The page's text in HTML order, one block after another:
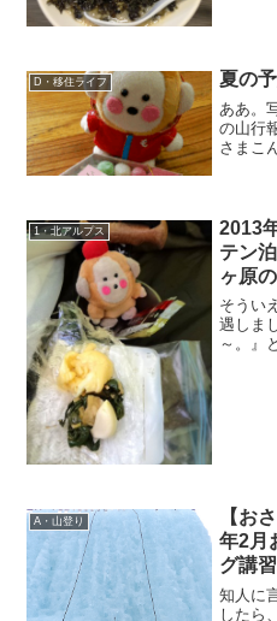
登山
い）、
D・移住ライフ 夏の
ああ。
の山行
さまこ
の縦
に行け
休みを
1・北アルプス
2013
テン
ヶ原
そうい
遇しま
～。』
A・山登り
【お
年2月
グ講
知人に
したら